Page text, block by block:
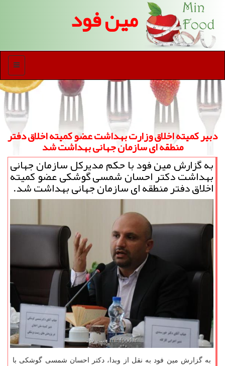
مین فود
منو
دبیر كمیته اخلاق وزارت بهداشت عضو كمیته اخلاق دفتر
منطقه ای سازمان جهانی بهداشت شد
به گزارش مین فود با حکم مدیرکل سازمان جهانی
بهداشت دکتر احسان شمسی گوشکی عضو کمیته
اخلاق دفتر منطقه ای سازمان جهانی بهداشت شد.
به گزارش مین فود به نقل از وبدا، دکتر احسان شمسی گوشکی با